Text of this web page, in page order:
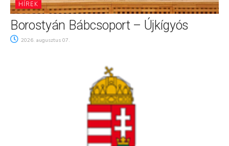
HÍREK
Borostyán Bábcsoport – Újkígyós
2026. augusztus 07.